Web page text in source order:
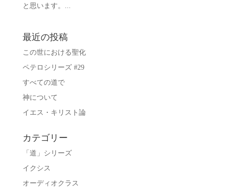
と思います。...
最近の投稿
この世における聖化
ペテロシリーズ #29
すべての道で
神について
イエス・キリスト論
カテゴリー
「道」シリーズ
イクシス
オーディオクラス